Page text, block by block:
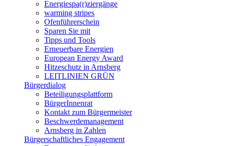
Energiespa(r)ziergänge
warming stripes
Ofenführerschein
Sparen Sie mit
Tipps und Tools
Erneuerbare Energien
European Energy Award
Hitzeschutz in Arnsberg
LEITLINIEN GRÜN
Bürgerdialog
Beteiligungsplattform
BürgerInnenrat
Kontakt zum Bürgermeister
Beschwerdemanagement
Arnsberg in Zahlen
Bürgerschaftliches Engagement